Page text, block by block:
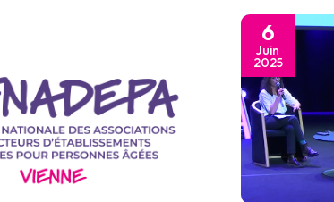
6
Juin
2025